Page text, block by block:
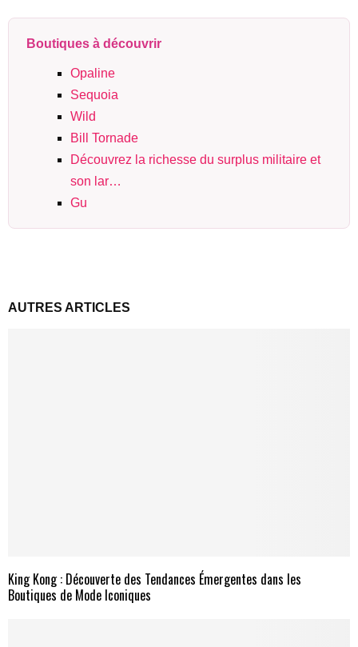
Boutiques à découvrir
Opaline
Sequoia
Wild
Bill Tornade
Découvrez la richesse du surplus militaire et
son lar…
Gu
AUTRES ARTICLES
King Kong : Découverte des Tendances Émergentes dans les
Boutiques de Mode Iconiques